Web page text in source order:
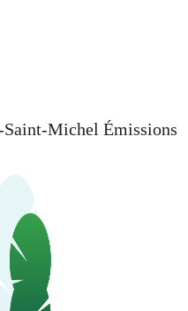
Michel Émissions